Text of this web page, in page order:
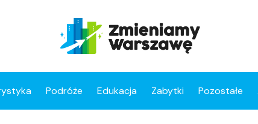
Podróże Edukacja Zabytki Pozostałe